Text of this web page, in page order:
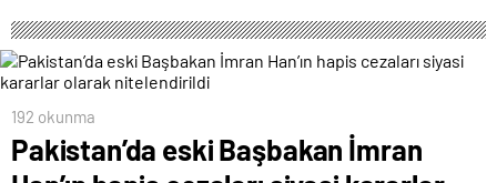
192 okunma
Pakistan’da eski Başbakan İmran